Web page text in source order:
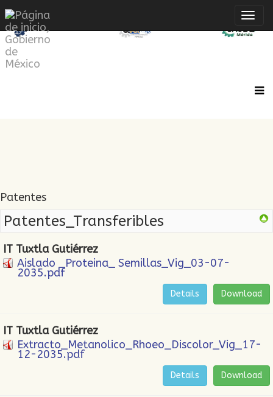
de
Patentes
Patentes_Transferibles
IT Tuxtla Gutiérrez
Aislado _Proteina_ Semillas_Vig_03-07-
2035.pdf
Download
Details
IT Tuxtla Gutiérrez
Extracto_Metanolico_Rhoeo_Discolor_Vig_17-
12-2035.pdf
Download
Details